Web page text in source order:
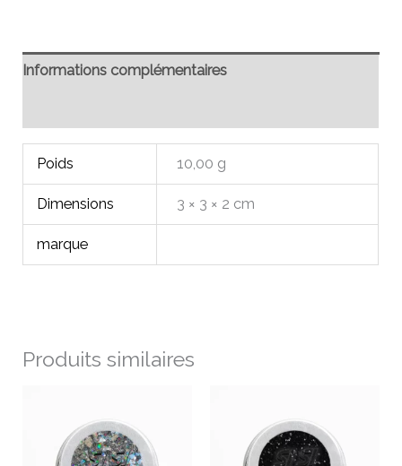
Informations complémentaires
Poids 10,00 g
Dimensions 3 × 3 × 2 cm
marque
Produits similaires